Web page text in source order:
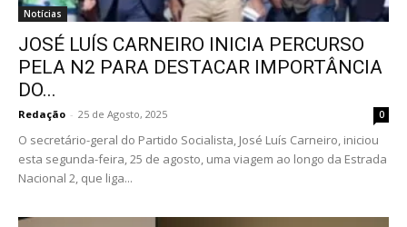
Notícias
JOSÉ LUÍS CARNEIRO INICIA PERCURSO
PELA N2 PARA DESTACAR IMPORTÂNCIA
DO...
Redação - 25 de Agosto, 2025 0
O secretário-geral do Partido Socialista, José Luís Carneiro, iniciou
esta segunda-feira, 25 de agosto, uma viagem ao longo da Estrada
Nacional 2, que liga...